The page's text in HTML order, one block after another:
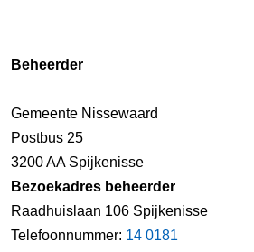
Beheerder
Gemeente Nissewaard
Postbus 25
3200 AA Spijkenisse
Bezoekadres beheerder
Raadhuislaan 106 Spijkenisse
Telefoonnummer: 14 0181